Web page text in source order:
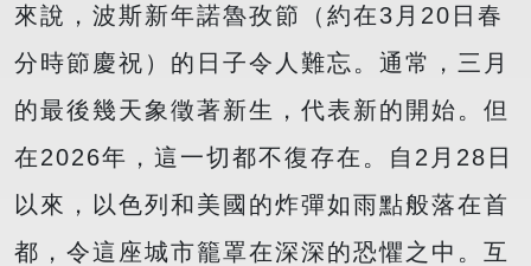
來說，波斯新年諾魯孜節（約在3月20日春
分時節慶祝）的日子令人難忘。通常，三月
的最後幾天象徵著新生，代表新的開始。但
在2026年，這一切都不復存在。自2月28日
以來，以色列和美國的炸彈如雨點般落在首
都，令這座城市籠罩在深深的恐懼之中。互